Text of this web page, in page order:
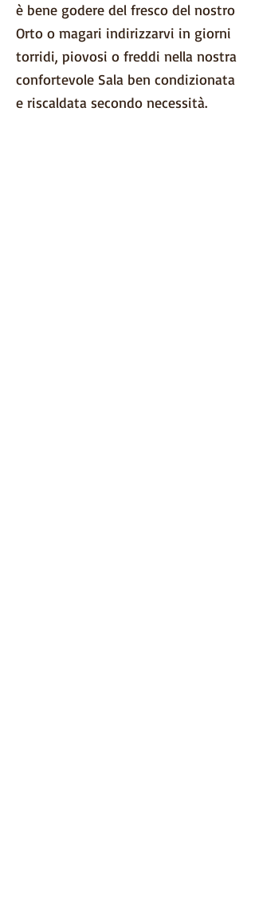
è bene godere del fresco del nostro
Orto o magari indirizzarvi in giorni
torridi, piovosi o freddi nella nostra
confortevole Sala ben condizionata
e riscaldata secondo necessità.